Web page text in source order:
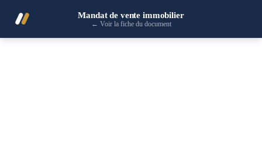
Mandat de vente immobilier
← Voir la fiche du document